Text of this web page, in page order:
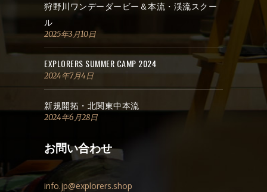
狩野川ワンデーダービー＆本流・渓流スクー
ル
2025年3月10日
EXPLORERS SUMMER CAMP 2024
2024年7月4日
新規開拓・北関東中本流
2024年6月28日
お問い合わせ
info.jp@explorers.shop